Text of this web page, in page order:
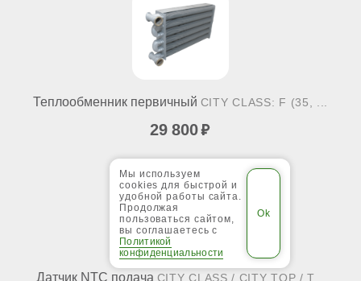
Теплообменник первичный CITY CLASS: F (35, ...
29 800
Датчик NTC подача CITY CLASS / CITY TOP / T...
Мы используем
cookies для быстрой и
удобной работы сайта.
Продолжая
пользоваться сайтом,
вы соглашаетесь с
Политикой
конфиденциальности